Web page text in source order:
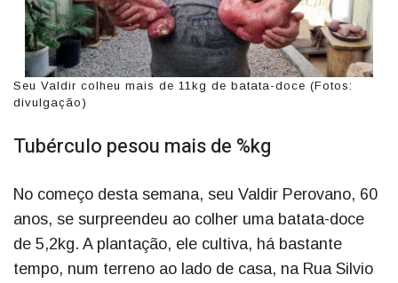
Seu Valdir colheu mais de 11kg de batata-doce (Fotos:
divulgação)
Tubérculo pesou mais de %kg
No começo desta semana, seu Valdir Perovano, 60
anos, se surpreendeu ao colher uma batata-doce
de 5,2kg. A plantação, ele cultiva, há bastante
tempo, num terreno ao lado de casa, na Rua Silvio